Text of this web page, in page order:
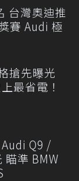
台灣奧迪推
賽 Audi 極
搶先曝光
最省電！
Q9 /
瞄準 BMW